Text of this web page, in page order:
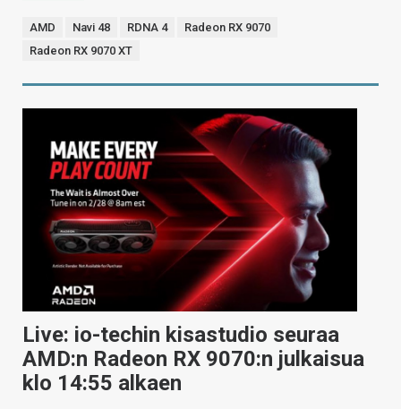
AMD Navi 48 RDNA 4
Radeon RX 9070
Radeon RX 9070 XT
Live: io-techin kisastudio seuraa
AMD:n Radeon RX 9070:n julkaisua
klo 14:55 alkaen